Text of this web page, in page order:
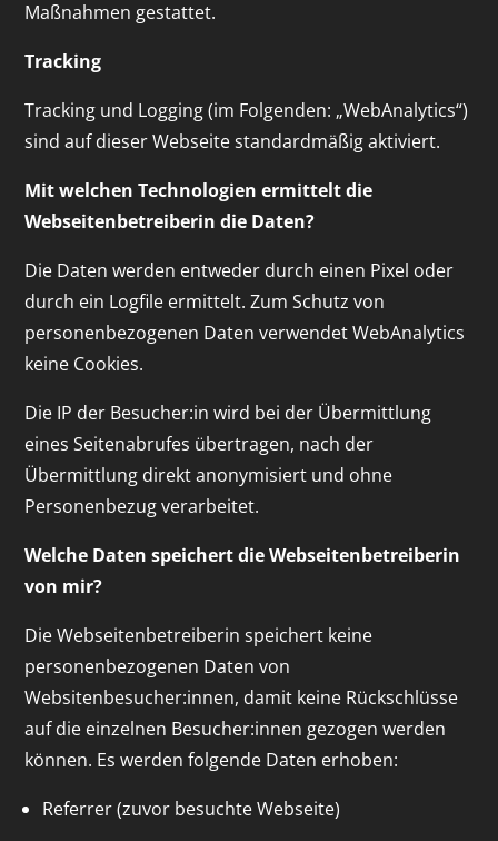
Maßnahmen gestattet.
Tracking
Tracking und Logging (im Folgenden: „WebAnalytics“)
sind auf dieser Webseite standardmäßig aktiviert.
Mit welchen Technologien ermittelt die
Webseitenbetreiberin die Daten?
Die Daten werden entweder durch einen Pixel oder
durch ein Logfile ermittelt. Zum Schutz von
personenbezogenen Daten verwendet WebAnalytics
keine Cookies.
Die IP der Besucher:in wird bei der Übermittlung
eines Seitenabrufes übertragen, nach der
Übermittlung direkt anonymisiert und ohne
Personenbezug verarbeitet.
Welche Daten speichert die Webseitenbetreiberin
von mir?
Die Webseitenbetreiberin speichert keine
personenbezogenen Daten von
Websitenbesucher:innen, damit keine Rückschlüsse
auf die einzelnen Besucher:innen gezogen werden
können. Es werden folgende Daten erhoben:
Referrer (zuvor besuchte Webseite)